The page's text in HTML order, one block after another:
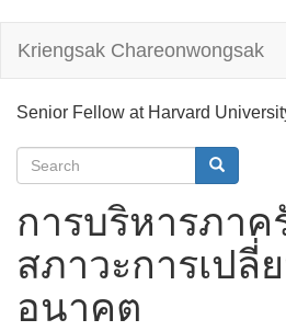
main
Kriengsak Chareonwongsak
Senior Fellow at Harvard
Search
การบริหารภาค
สภาวะการเปลี่
อนาคต